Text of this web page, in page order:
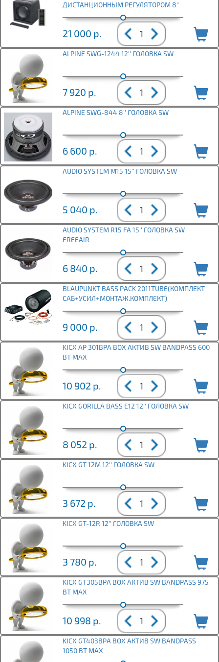
ДИСТАНЦИОННЫМ РЕГУЛЯТОРОМ 8"
21 000 р.
ALPINE SWG-1244 12'' ГОЛОВКА SW
7 920 р.
ALPINE SWG-844 8'' ГОЛОВКА SW
6 600 р.
AUDIO SYSTEM M15 15'' ГОЛОВКА SW
5 040 р.
AUDIO SYSTEM R15 FA 15'' ГОЛОВКА SW
FREEAIR
6 840 р.
BLAUPUNKT BASS PACK 2011TUBE(КОМПЛЕКТ
САБ+УСИЛ+МОНТАЖ.КОМПЛЕКТ)
9 000 р.
KICX AP 301BPA BOX АКТИВ SW BANDPASS 600
ВТ MAX
10 902 р.
KICX GORILLA BASS E12 12'' ГОЛОВКА SW
8 052 р.
KICX GT 12M 12'' ГОЛОВКА SW
3 672 р.
KICX GT-12R 12'' ГОЛОВКА SW
3 780 р.
KICX GT305BPA BOX АКТИВ SW BANDPASS 975
ВТ MAX
10 998 р.
KICX GT403BPA BOX АКТИВ SW BANDPASS
1050 ВТ MAX